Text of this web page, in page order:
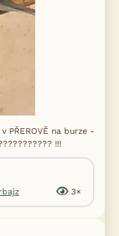
PŘEROVĚ na burze -
!!!
3×